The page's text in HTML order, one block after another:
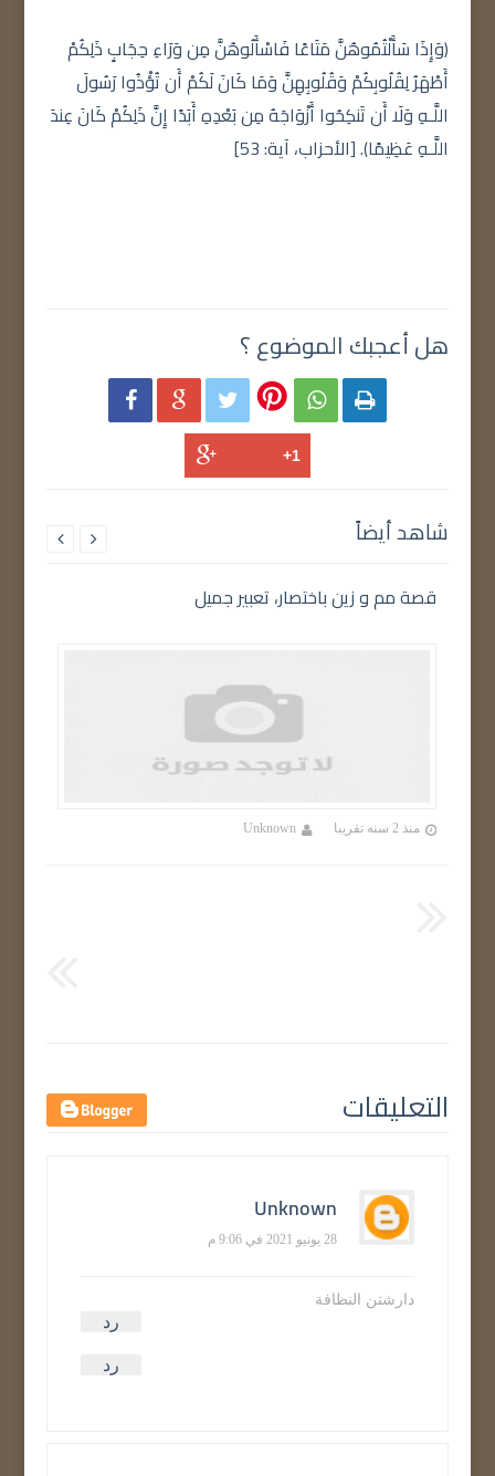
(وَإِذَا سَأَلْتُمُوهُنَّ مَتَاعًا فَاسْأَلُوهُنَّ مِن وَرَاءِ حِجَابٍ ذَلِكُمْ
أَطْهَرُ لِقُلُوبِكُمْ وَقُلُوبِهِنَّ وَمَا كَانَ لَكُمْ أَن تُؤْذُوا رَسُولَ
اللَّـهِ وَلَا أَن تَنكِحُوا أَزْوَاجَهُ مِن بَعْدِهِ أَبَدًا إِنَّ ذَلِكُمْ كَانَ عِندَ
اللَّـهِ عَظِيمًا). [الأحزاب، آية: 53]
هل أعجبك الموضوع ؟
    
شاهد أيضاً
قصة مم و زين باختصار، تعبير جميل
منذ 2 سنه تقريبا Unknown
 
التعليقات
Unknown
28 يونيو 2021 في 9:06 م
دارشتن النظافة
رد
رد